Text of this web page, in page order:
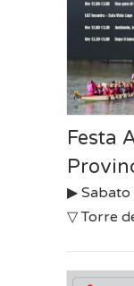
Festa
▶︎
▽ Torre